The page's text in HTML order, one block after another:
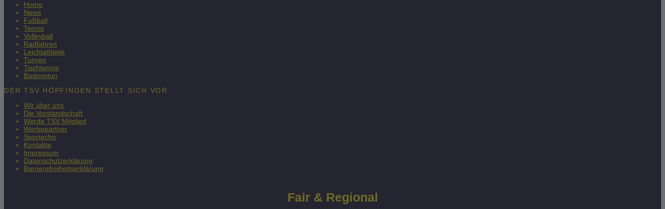
Home
News
Fußball
Tennis
Volleyball
Radfahren
Leichtathletik
Turnen
Tischtennis
Badminton
DER TSV HÖPFINGEN STELLT SICH VOR
Wir über uns
Die Vorstandschaft
Werde TSV Mitglied
Werbepartner
Sportecho
Kontakte
Impressum
Datenschutzerklärung
Barrierefreiheitserklärung
Fair & Regional